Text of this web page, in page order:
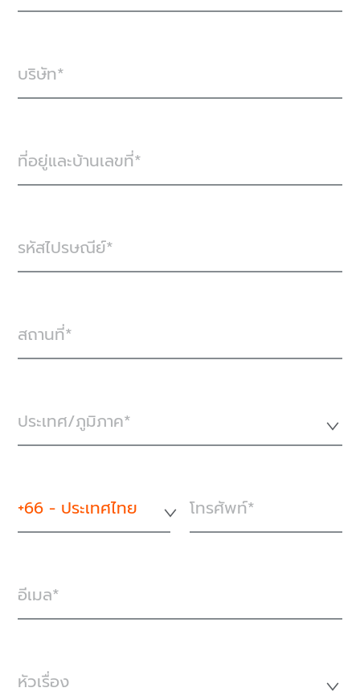
บริษัท
ที่อยู่และบ้านเลขที่
รหัสไปรษณีย์
สถานที่
ประเทศ/ภูมิภาค*
+66 - ประเทศไทย โทรศัพท์
อีเมล
หัวเรื่อง